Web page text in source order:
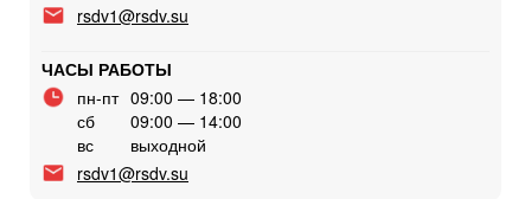
rsdv1@rsdv.su
ЧАСЫ РАБОТЫ
пн-пт 09:00 — 18:00
сб
09:00 — 14:00
вс
выходной
rsdv1@rsdv.su